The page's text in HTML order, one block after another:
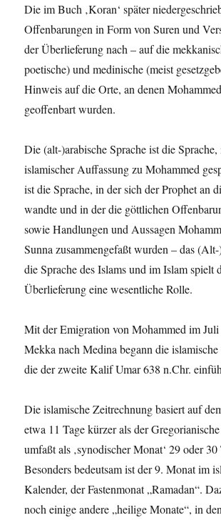
Die im Buch ‚Koran‘ später
Offenbarungen in Form von Suren und
der Überlieferung nach – auf die
poetische) und medinische (meist
Hinweis auf die Orte, an denen
geoffenbart wurden.
Die (alt-)arabische Sprache ist die
islamischer Auffassung zu Mohammed
ist die Sprache, in der sich der Prophet an
wandte und in der die göttlichen
sowie Handlungen und Aussagen
Sunna zusammengefaßt wurden – das
die Sprache des Islams und im Islam spielt
Überlieferung eine wesentliche Rolle.
Mit der Emigration von Mohammed im
Mekka nach Medina begann die
die der zweite Kalif Umar 638 n.Chr.
Die islamische Zeitrechnung basiert auf
etwa 11 Tage kürzer als der
umfaßt als ‚synodischer Monat‘ 29 oder 30
Besonders bedeutsam ist der 9. Monat im
Kalender, der Fastenmonat „Ramadan“.
noch einige andere „heilige Monate“, in